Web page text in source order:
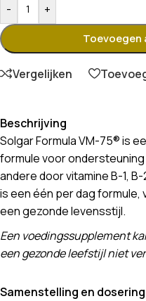
- +
Toevoegen
Vergelijken
Beschrijving
Solgar Formula VM-75® is
formule voor
andere door vitamine B-1,
is een één per dag
een gezonde levensstijl.
Een voedingssupplement
een gezonde leefstijl niet
Samenstelling en dosering